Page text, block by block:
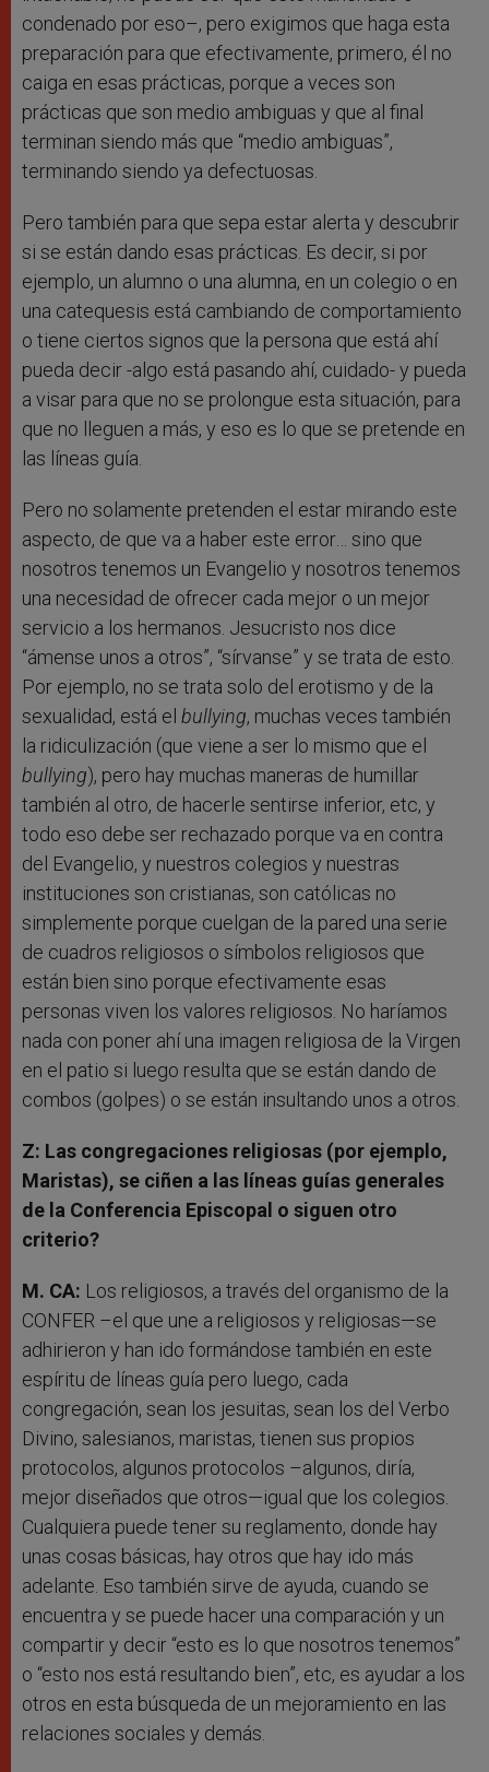
condenado por eso–, pero exigimos que haga esta
preparación para que efectivamente, primero, él no
caiga en esas prácticas, porque a veces son
prácticas que son medio ambiguas y que al final
terminan siendo más que “medio ambiguas”,
terminando siendo ya defectuosas.
Pero también para que sepa estar alerta y descubrir
si se están dando esas prácticas. Es decir, si por
ejemplo, un alumno o una alumna, en un colegio o en
una catequesis está cambiando de comportamiento
o tiene ciertos signos que la persona que está ahí
pueda decir -algo está pasando ahí, cuidado- y pueda
a visar para que no se prolongue esta situación, para
que no lleguen a más, y eso es lo que se pretende en
las líneas guía.
Pero no solamente pretenden el estar mirando este
aspecto, de que va a haber este error… sino que
nosotros tenemos un Evangelio y nosotros tenemos
una necesidad de ofrecer cada mejor o un mejor
servicio a los hermanos. Jesucristo nos dice
“ámense unos a otros”, “sírvanse” y se trata de esto.
Por ejemplo, no se trata solo del erotismo y de la
sexualidad, está el bullying, muchas veces también
la ridiculización (que viene a ser lo mismo que el
bullying), pero hay muchas maneras de humillar
también al otro, de hacerle sentirse inferior, etc, y
todo eso debe ser rechazado porque va en contra
del Evangelio, y nuestros colegios y nuestras
instituciones son cristianas, son católicas no
simplemente porque cuelgan de la pared una serie
de cuadros religiosos o símbolos religiosos que
están bien sino porque efectivamente esas
personas viven los valores religiosos. No haríamos
nada con poner ahí una imagen religiosa de la Virgen
en el patio si luego resulta que se están dando de
combos (golpes) o se están insultando unos a otros.
Z: Las congregaciones religiosas (por ejemplo,
Maristas), se ciñen a las líneas guías generales
de la Conferencia Episcopal o siguen otro
criterio?
M. CA: Los religiosos, a través del organismo de la
CONFER –el que une a religiosos y religiosas—se
adhirieron y han ido formándose también en este
espíritu de líneas guía pero luego, cada
congregación, sean los jesuitas, sean los del Verbo
Divino, salesianos, maristas, tienen sus propios
protocolos, algunos protocolos –algunos, diría,
mejor diseñados que otros—igual que los colegios.
Cualquiera puede tener su reglamento, donde hay
unas cosas básicas, hay otros que hay ido más
adelante. Eso también sirve de ayuda, cuando se
encuentra y se puede hacer una comparación y un
compartir y decir “esto es lo que nosotros tenemos”
o “esto nos está resultando bien”, etc, es ayudar a los
otros en esta búsqueda de un mejoramiento en las
relaciones sociales y demás.